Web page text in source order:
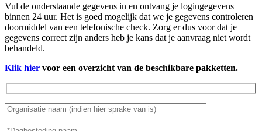
Vul de onderstaande gegevens in en ontvang je logingegevens
binnen 24 uur. Het is goed mogelijk dat we je gegevens controleren
doormiddel van een telefonische check. Zorg er dus voor dat je
gegevens correct zijn anders heb je kans dat je aanvraag niet wordt
behandeld.
Klik hier voor een overzicht van de beschikbare pakketten.